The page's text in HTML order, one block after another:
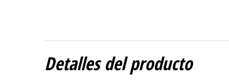
Detalles del producto